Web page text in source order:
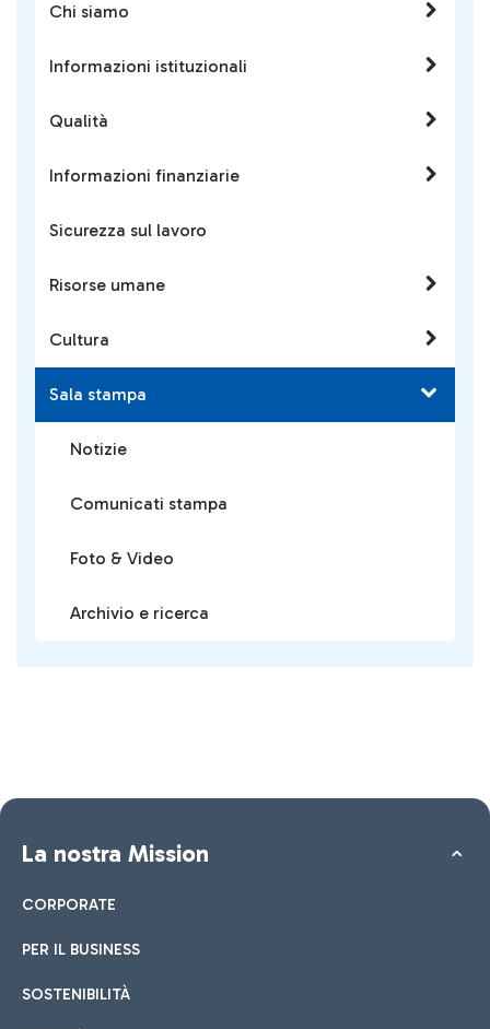
Chi siamo
Informazioni istituzionali
Qualità
Informazioni finanziarie
Sicurezza sul lavoro
Risorse umane
Cultura
Sala stampa
Notizie
Comunicati stampa
Foto & Video
Archivio e ricerca
La nostra Mission
CORPORATE
PER IL BUSINESS
SOSTENIBILITÀ